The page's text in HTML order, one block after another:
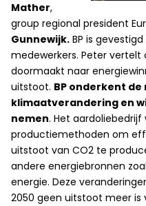
Mather,
group regional president
Gunnewijk. BP is
medewerkers. Peter vertelt
doormaakt naar
uitstoot. BP onderkent de
klimaatverandering en
nemen. Het
productiemethoden om
uitstoot van CO2 te
andere energiebronnen
energie. Deze
2050 geen uitstoot meer is